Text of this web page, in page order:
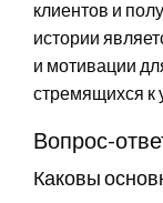
клиентов и
истории
и мотивации
стремящихся к
Вопрос-
Каковы